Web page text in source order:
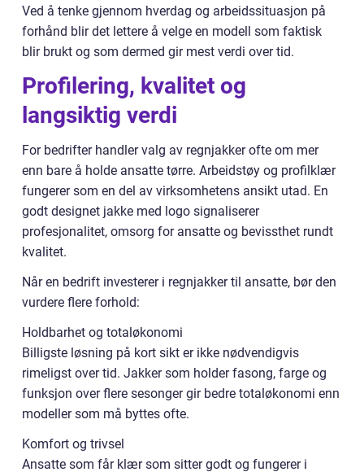
Ved å tenke gjennom hverdag og arbeidssituasjon på
forhånd blir det lettere å velge en modell som faktisk
blir brukt og som dermed gir mest verdi over tid.
Profilering, kvalitet og
langsiktig verdi
For bedrifter handler valg av regnjakker ofte om mer
enn bare å holde ansatte tørre. Arbeidstøy og profilklær
fungerer som en del av virksomhetens ansikt utad. En
godt designet jakke med logo signaliserer
profesjonalitet, omsorg for ansatte og bevissthet rundt
kvalitet.
Når en bedrift investerer i regnjakker til ansatte, bør den
vurdere flere forhold:
Holdbarhet og totaløkonomi
Billigste løsning på kort sikt er ikke nødvendigvis
rimeligst over tid. Jakker som holder fasong, farge og
funksjon over flere sesonger gir bedre totaløkonomi enn
modeller som må byttes ofte.
Komfort og trivsel
Ansatte som får klær som sitter godt og fungerer i